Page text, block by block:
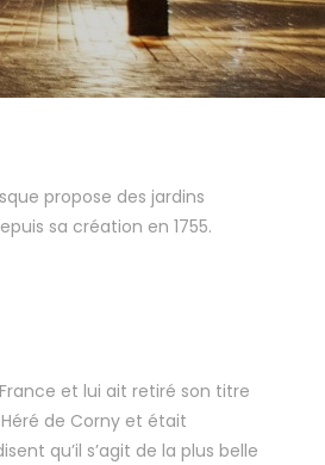
propose des jardins
sa création en 1755.
et lui ait retiré son titre
de Corny et était
qu’il s’agit de la plus belle